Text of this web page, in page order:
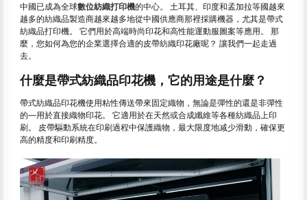
中國已成為全球數位紡織打印機的中心。 土耳其、印度和孟加拉等國越來
越多的紡織品製造商越來越多地從中國供應商那裡採購機器，尤其是帶式
紡織品打印機。 它們用於高端時尚印花和高性能運動服圖案等應用。 那
麼，您如何為您的企業選擇合適的皮帶紡織印花廠呢？ 讓我們一起走過
去。
什麼是帶式紡織品印花機，它的用途是什麼？
帶式紡織品印花機使用粘性傳送帶來固定織物，無論是彈性的還是非彈性
的—用於直接織物印花。 它適用於在天然或合成纖維等各種紡織品上印
刷。 皮帶驅動系統在印刷過程中保護織物，最大限度地减少滑動，確保更
高的精度和印刷精度。